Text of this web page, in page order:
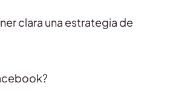
clara una estrategia de